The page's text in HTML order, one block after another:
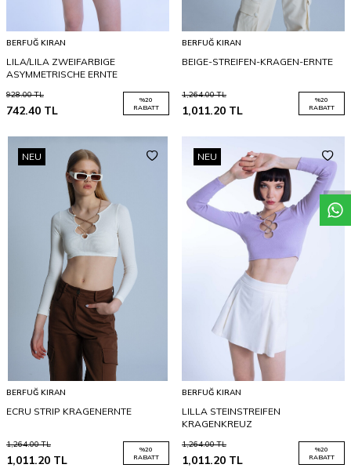
BERFUĞ KIRAN
LILA/LILA ZWEIFARBIGE
ASYMMETRISCHE ERNTE
928.00TL
742.40 TL
%20
RABATT
BERFUĞ KIRAN
BEIGE-STREIFEN-KRAGEN-ERNTE
1,264.00TL
1,011.20 TL
%20
RABATT
NEU
BERFUĞ KIRAN
ECRU STRIP KRAGENERNTE
1,264.00TL
1,011.20 TL
%20
RABATT
NEU
BERFUĞ KIRAN
LILLA STEINSTREIFEN
KRAGENKREUZ
1,264.00TL
1,011.20 TL
%20
RABATT